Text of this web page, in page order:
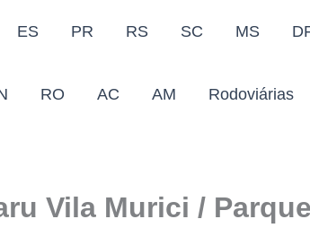
ES PR RS SC MS
RO AC AM Rodoviárias
Vila Murici /